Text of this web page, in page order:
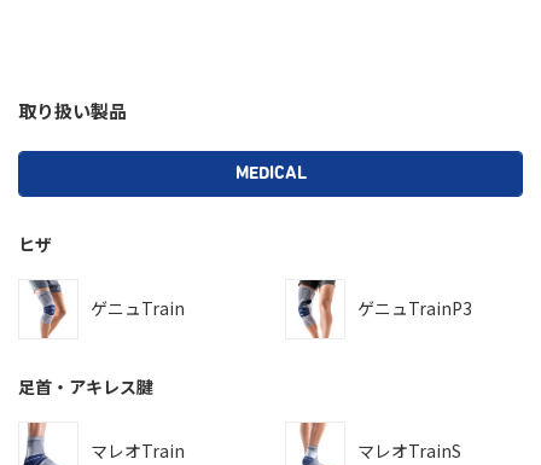
取り扱い製品
MEDICAL
ヒザ
ゲニュTrain ゲニュTrainP3
足首・アキレス腱
マレオTrain マレオTrainS